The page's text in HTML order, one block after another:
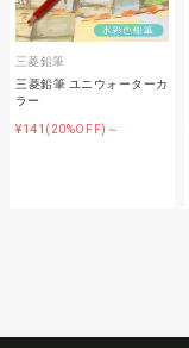
三菱鉛筆
三菱鉛筆 ユニウォーターカ
ラー
¥141 (20%OFF)～